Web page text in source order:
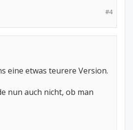
#4
eine etwas teurere Version.
nun auch nicht, ob man